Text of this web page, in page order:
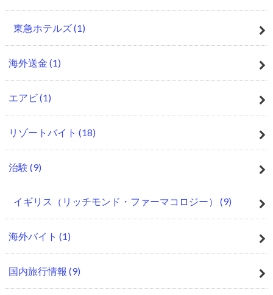
東急ホテルズ(1)
海外送金 (1)
エアビ(1)
リゾートバイト (18)
治験 (9)
イギリス（リッチモンド・ファーマコロジー） (9)
海外バイト (1)
国内旅行情報 (9)